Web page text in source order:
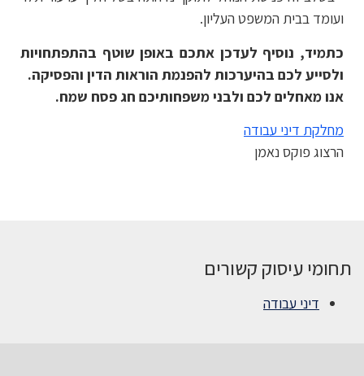
ועומד בבית המשפט העליון.
כתמיד, נוסיף לעדכן אתכם באופן שוטף בהתפתחויות
ולסייע לכם בהיערכות להפנמת הוראות הדין והפסיקה.
אנו מאחלים לכם ולבני משפחותיכם חג פסח שמח.
מחלקת דיני עבודה
הרצוג פוקס נאמן
תחומי עיסוק קשורים
דיני עבודה